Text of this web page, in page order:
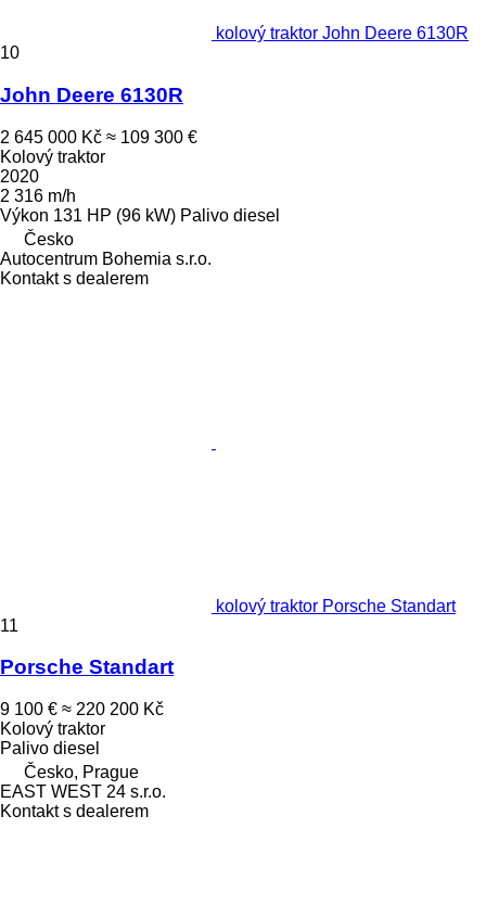
kolový traktor John Deere 6130R
10
John Deere 6130R
2 645 000 Kč ≈ 109 300 €
Kolový traktor
2020
2 316 m/h
Výkon 131 HP (96 kW) Palivo diesel
Česko
Autocentrum Bohemia s.r.o.
Kontakt s dealerem
kolový traktor Porsche Standart
11
Porsche Standart
9 100 € ≈ 220 200 Kč
Kolový traktor
Palivo diesel
Česko, Prague
EAST WEST 24 s.r.o.
Kontakt s dealerem